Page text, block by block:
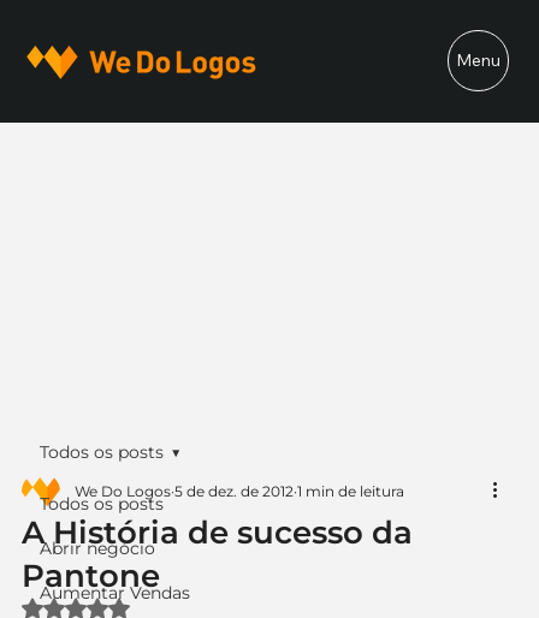
Menu
Todos os posts
Abrir negócio
Aumentar Vendas
Todos os posts
A História de sucesso da
Pantone
We Do Logos 5 de dez. de 2012 1 min de leitura
Avaliado com NaN de 5 estrelas.